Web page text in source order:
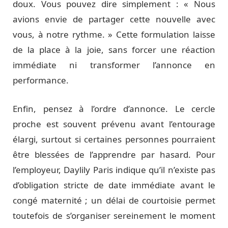
doux. Vous pouvez dire simplement : « Nous
avions envie de partager cette nouvelle avec
vous, à notre rythme. » Cette formulation laisse
de la place à la joie, sans forcer une réaction
immédiate ni transformer l’annonce en
performance.
Enfin, pensez à l’ordre d’annonce. Le cercle
proche est souvent prévenu avant l’entourage
élargi, surtout si certaines personnes pourraient
être blessées de l’apprendre par hasard. Pour
l’employeur, Daylily Paris indique qu’il n’existe pas
d’obligation stricte de date immédiate avant le
congé maternité ; un délai de courtoisie permet
toutefois de s’organiser sereinement le moment